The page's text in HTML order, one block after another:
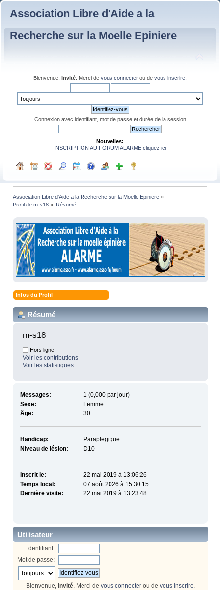
Association Libre d'Aide a la
Recherche sur la Moelle Epiniere
Bienvenue, Invité . Merci de vous connecter ou de vous inscrire
Connexion avec identifiant, mot de passe et durée de la session
Nouvelles:
INSCRIPTION AU FORUM ALARME cliquez ici
Association Libre d'Aide a la Recherche sur la Moelle Epiniere »
Profil de m-s18 » Résumé
Infos du Profil
Résumé
m-s18
Hors ligne
Voir les contributions
Voir les statistiques
Messages:
1 (0,000 par jour)
Sexe:
Femme
Âge:
30
Handicap:
Paraplégique
Niveau de lésion:
D10
Inscrit le:
22 mai 2019 à 13:06:26
Temps local:
07 août 2026 à 15:30:15
Dernière visite:
22 mai 2019 à 13:23:48
Utilisateur
Identifiant:
Mot de passe:
Bienvenue, Invité . Merci de vous connecter ou de vous inscrire